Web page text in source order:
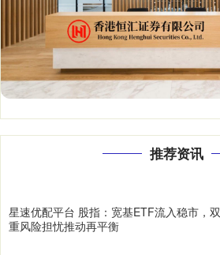
推荐资讯
星速优配平台 股指：宽基ETF流入稳市，双
重风险担忧推动再平衡